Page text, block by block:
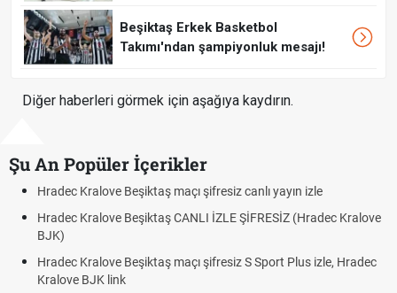
Beşiktaş Erkek Basketbol
Takımı'ndan şampiyonluk mesajı!
Diğer haberleri görmek için aşağıya kaydırın.
Şu An Popüler İçerikler
maçı şifresiz canlı yayın izle
CANLI İZLE ŞİFRESİZ (Hradec Kralove
maçı şifresiz S Sport Plus izle, Hradec
Hradec Kralove -
Hradec Kralove
Trivela Nedir?